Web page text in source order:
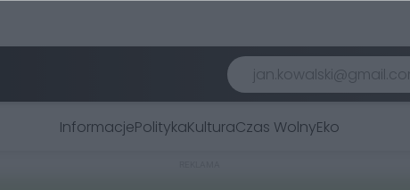
InformacjePolitykaKulturaCzas WolnyEko